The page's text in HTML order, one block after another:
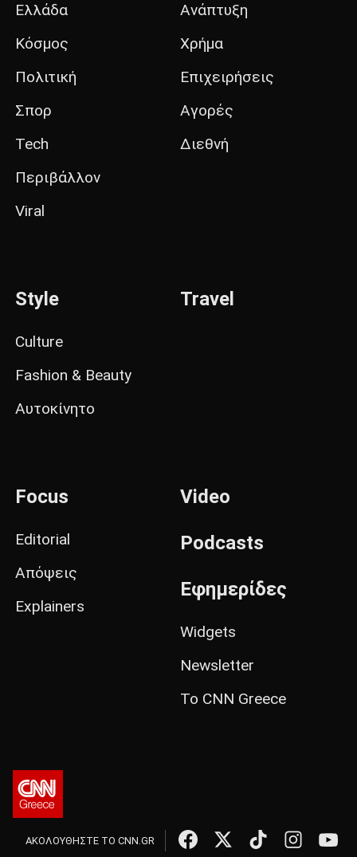
Ελλάδα
Κόσμος
Πολιτική
Σπορ
Tech
Περιβάλλον
Viral
Ανάπτυξη
Χρήμα
Επιχειρήσεις
Αγορές
Διεθνή
Style
Culture
Fashion & Beauty
Αυτοκίνητο
Travel
Focus
Editorial
Απόψεις
Explainers
Video
Podcasts
Εφημερίδες
Widgets
Newsletter
Το CNN Greece
ΑΚΟΛΟΥΘΗΣΤΕ ΤΟ CNN.GR